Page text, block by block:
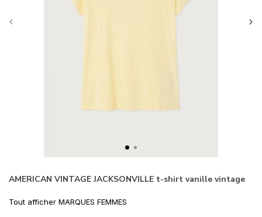
AMERICAN VINTAGE JACKSONVILLE t-shirt vanille vintage
Tout afficher MARQUES FEMMES